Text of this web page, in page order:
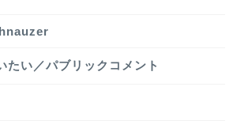
たい／パブリックコメント